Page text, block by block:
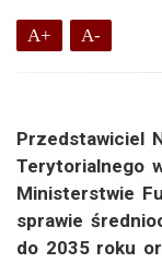
A+ A-
Przedstawiciel
Terytorialnego
Ministerstwie
sprawie
do 2035 roku